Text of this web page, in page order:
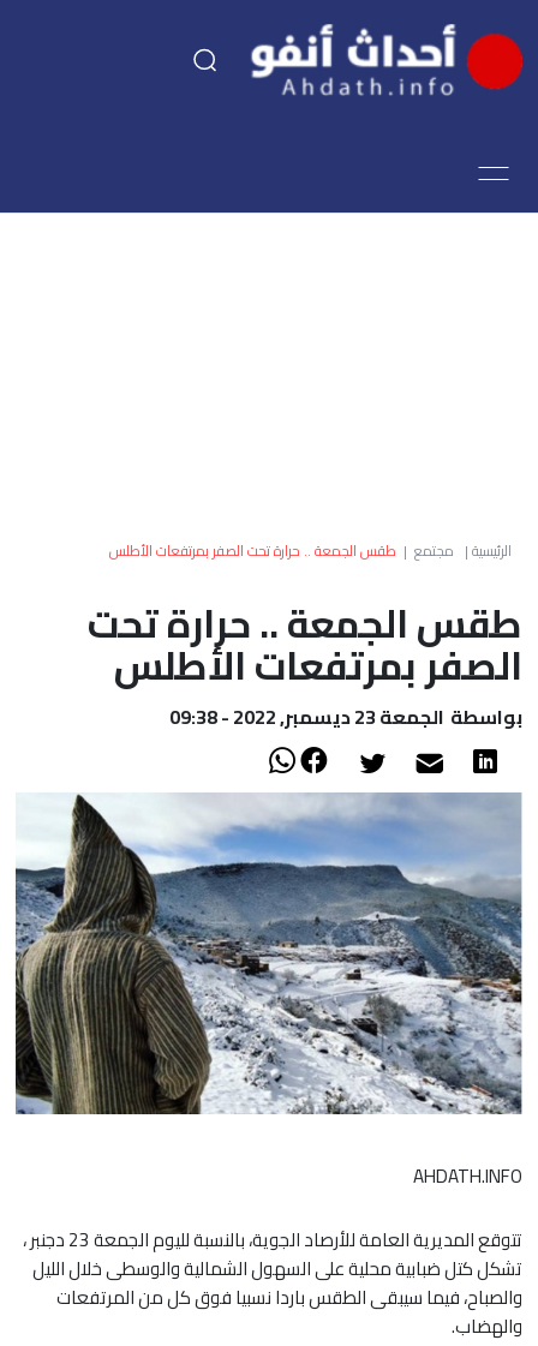
اقتصاد
العالم
أعمدة
الصحراء
الرئيسية| مجتمع | طقس الجمعة .. حرارة تحت الصفر بمرتفعات الأطلس
طقس الجمعة .. حرارة تحت
الصفر بمرتفعات الأطلس
بواسطة الجمعة 23 ديسمبر, 2022 - 09:38
AHDATH.INFO
تتوقع المديرية العامة للأرصاد الجوية، بالنسبة لليوم الجمعة 23 دجنبر ،
تشكل كتل ضبابية محلية على السهول الشمالية والوسطى خلال الليل
والصباح، فيما سيبقى الطقس باردا نسبيا فوق كل من المرتفعات
والهضاب.